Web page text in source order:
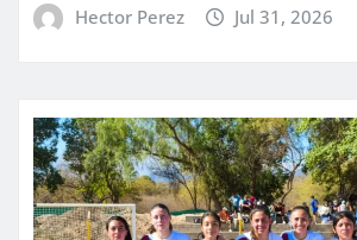
Hector Perez Jul 31, 2026